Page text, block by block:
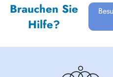
Brauchen Sie
Hilfe?